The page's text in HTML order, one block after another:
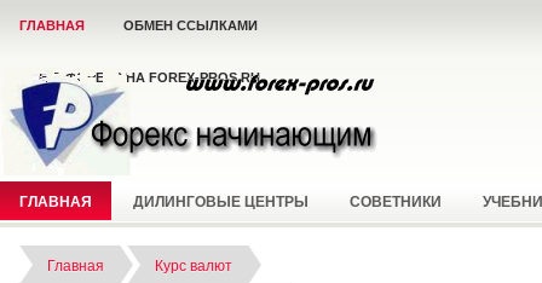
ГЛАВНАЯ ОБМЕН ССЫЛКАМИ
ВСЁ О ФОРЕКС НА FOREX-PROS.RU
ГЛАВНАЯ ДИЛИНГОВЫЕ ЦЕНТРЫ СОВЕТНИКИ
Главная
Курс валют